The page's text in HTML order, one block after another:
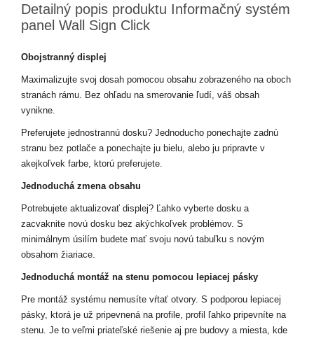
Detailný popis produktu Informačný systém
panel Wall Sign Click
Obojstranný displej
Maximalizujte svoj dosah pomocou obsahu zobrazeného na oboch
stranách rámu. Bez ohľadu na smerovanie ľudí, váš obsah
vynikne.
Preferujete jednostrannú dosku? Jednoducho ponechajte zadnú
stranu bez potlače a ponechajte ju bielu, alebo ju pripravte v
akejkoľvek farbe, ktorú preferujete.
Jednoduchá zmena obsahu
Potrebujete aktualizovať displej? Ľahko vyberte dosku a
zacvaknite novú dosku bez akýchkoľvek problémov. S
minimálnym úsilím budete mať svoju novú tabuľku s novým
obsahom žiariace.
Jednoduchá montáž na stenu pomocou lepiacej pásky
Pre montáž systému nemusíte vŕtať otvory. S podporou lepiacej
pásky, ktorá je už pripevnená na profile, profil ľahko pripevníte na
stenu. Je to veľmi priateľské riešenie aj pre budovy a miesta, kde